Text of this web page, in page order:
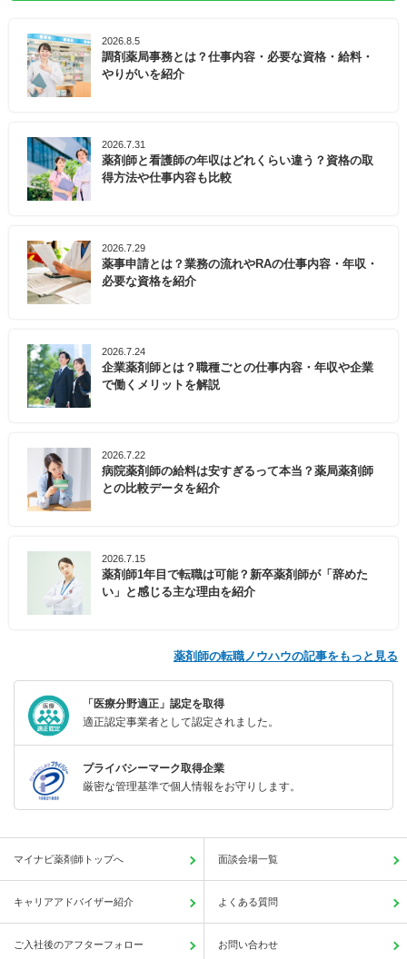
2026.8.5
調剤薬局事務とは？仕事内容・必要な資格・給料・
やりがいを紹介
2026.7.31
薬剤師と看護師の年収はどれくらい違う？資格の取
得方法や仕事内容も比較
2026.7.29
薬事申請とは？業務の流れやRAの仕事内容・年収・
必要な資格を紹介
2026.7.24
企業薬剤師とは？職種ごとの仕事内容・年収や企業
で働くメリットを解説
2026.7.22
病院薬剤師の給料は安すぎるって本当？薬局薬剤師
との比較データを紹介
2026.7.15
薬剤師1年目で転職は可能？新卒薬剤師が「辞めた
い」と感じる主な理由を紹介
薬剤師の転職ノウハウの記事をもっと見る
「医療分野適正」認定を取得
適正認定事業者として認定されました。
プライバシーマーク取得企業
厳密な管理基準で個人情報をお守りします。
マイナビ薬剤師トップへ 面談会場一覧
キャリアアドバイザー紹介 よくある質問
ご入社後のアフターフォロー お問い合わせ